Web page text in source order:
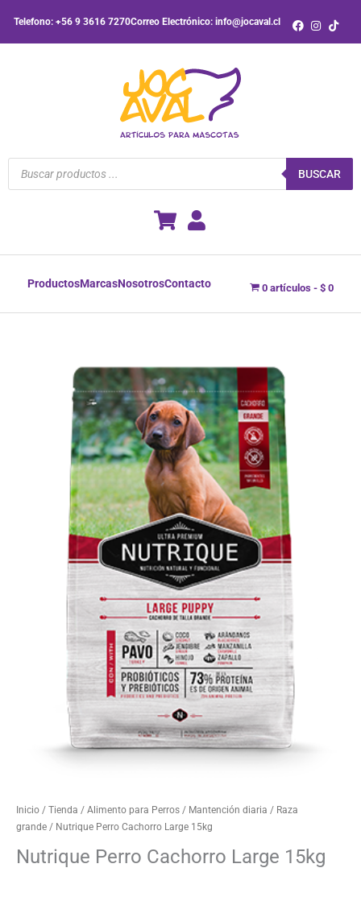
contenido
Telefono: +56 9 3616 7270Correo Electrónico: info@jocaval.cl
Búsqueda
productos
BUSCAR
ProductosMarcasNosotrosContacto 0 artículos $ 0
Inicio / Tienda / Alimento para Perros / Mantención diaria / Raza
grande / Nutrique Perro Cachorro Large 15kg
Nutrique Perro Cachorro Large 15kg